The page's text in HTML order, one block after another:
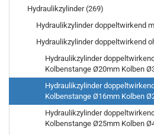
Hydraulikzylinder (269)
Hydraulikzylinder doppeltwirkend
Hydraulikzylinder doppeltwirkend
Hydraulikzylinder
Kolbenstange Ø20mm Kolben
Hydraulikzylinder
Kolbenstange Ø16mm Kolben
Hydraulikzylinder
Kolbenstange Ø25mm Kolben